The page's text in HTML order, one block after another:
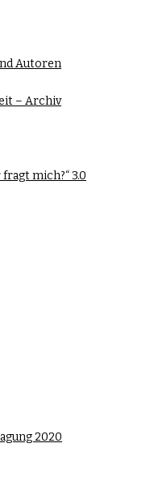
Autoren
– Archiv
mich?“ 3.0
2020